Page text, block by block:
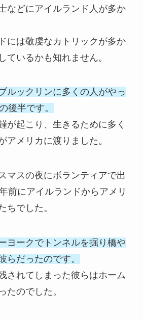
などにアイルランド人が多か
には敬虔なカトリックが多か
ているかも知れません。
ルックリンに多くの人がやっ
後半です。
が起こり、生きるために多く
アメリカに渡りました。
マスの夜にボランティアで出
前にアイルランドからアメリ
ちでした。
ヨークでトンネルを掘り橋や
らだったのです。
されてしまった彼らはホーム
たのでした。